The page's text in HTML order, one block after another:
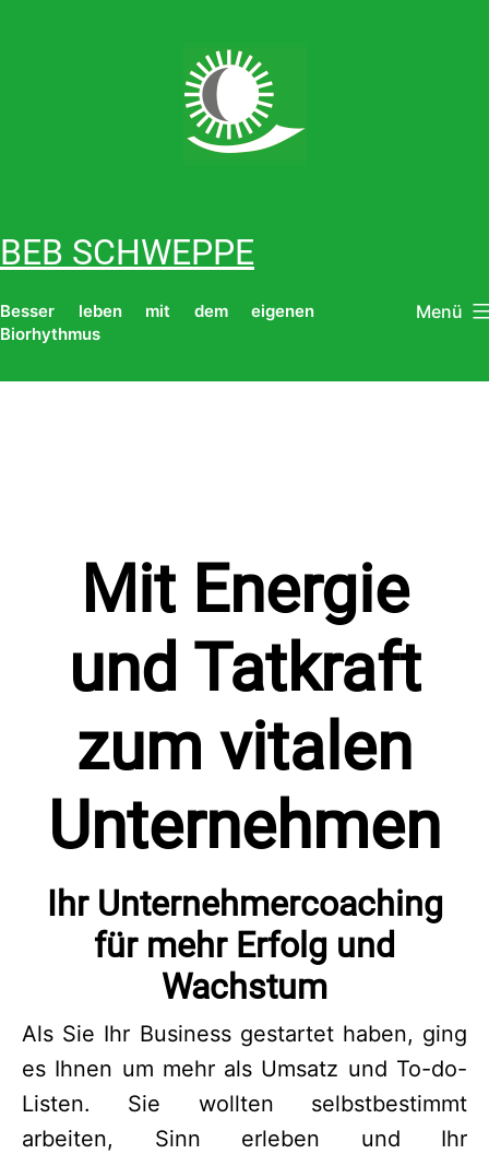
BEB SCHWEPPE
Besser leben mit dem eigenen
Biorhythmus
Menü
Mit Energie
und Tatkraft
zum vitalen
Unternehmen
Ihr Unternehmercoaching
für mehr Erfolg und
Wachstum
Als Sie Ihr Business gestartet haben, ging
es Ihnen um mehr als Umsatz und To-do-
Listen. Sie wollten selbstbestimmt
arbeiten, Sinn erleben und Ihr